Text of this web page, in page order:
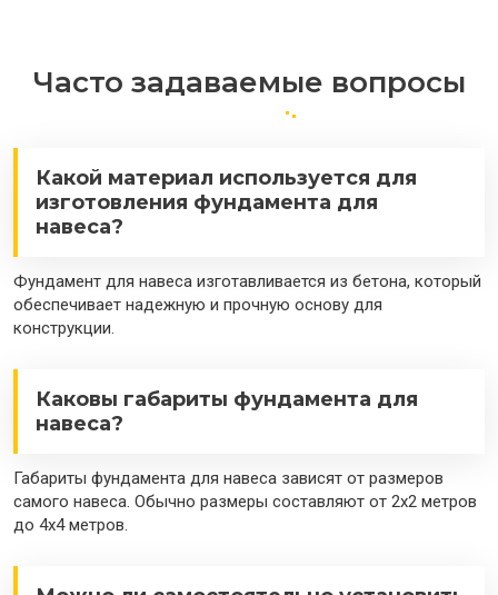
Часто задаваемые вопросы
Какой материал используется для
изготовления фундамента для
навеса?
Фундамент для навеса изготавливается из бетона, который
обеспечивает надежную и прочную основу для
конструкции.
Каковы габариты фундамента для
навеса?
Габариты фундамента для навеса зависят от размеров
самого навеса. Обычно размеры составляют от 2х2 метров
до 4х4 метров.